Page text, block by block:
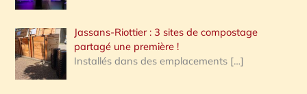
Jassans-Riottier : 3 sites de compostage
partagé une première !
Installés dans des emplacements […]